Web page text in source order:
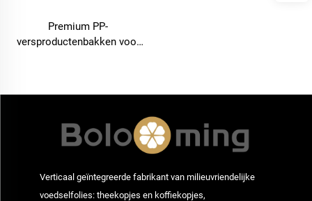
Premium PP-
versproductenbakken voor
Verticaal geïntegreerde fabrikant van milieuvriendelijke
voedselfolies: theekopjes en koffiekopjes,